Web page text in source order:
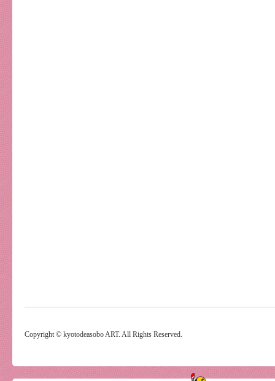
Copyright © kyotodeasobo ART. All Rights Reserved.